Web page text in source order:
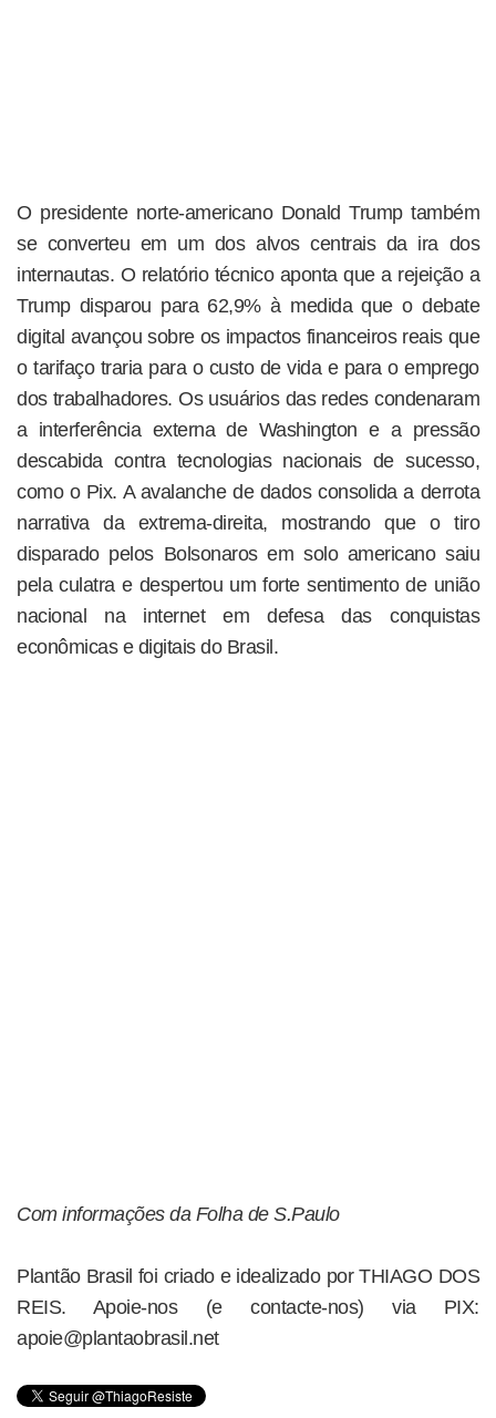
O presidente norte-americano Donald Trump também
se converteu em um dos alvos centrais da ira dos
internautas. O relatório técnico aponta que a rejeição a
Trump disparou para 62,9% à medida que o debate
digital avançou sobre os impactos financeiros reais que
o tarifaço traria para o custo de vida e para o emprego
dos trabalhadores. Os usuários das redes condenaram
a interferência externa de Washington e a pressão
descabida contra tecnologias nacionais de sucesso,
como o Pix. A avalanche de dados consolida a derrota
narrativa da extrema-direita, mostrando que o tiro
disparado pelos Bolsonaros em solo americano saiu
pela culatra e despertou um forte sentimento de união
nacional na internet em defesa das conquistas
econômicas e digitais do Brasil.
Com informações da Folha de S.Paulo
Plantão Brasil foi criado e idealizado por THIAGO DOS
REIS. Apoie-nos (e contacte-nos) via PIX:
apoie@plantaobrasil.net